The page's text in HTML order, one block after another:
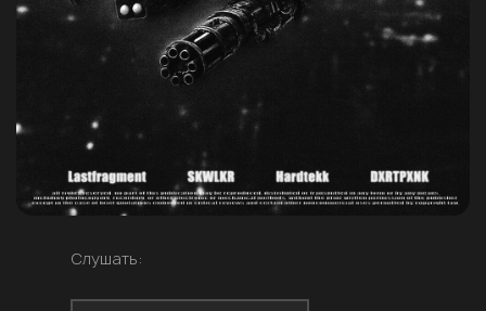
Слушать: